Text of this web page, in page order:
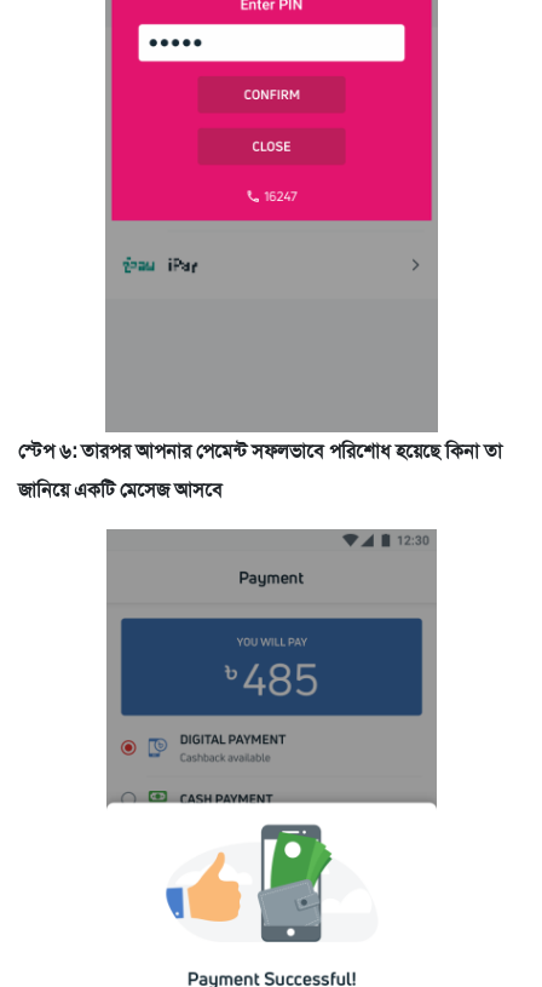
স্টেপ ৬: তারপর আপনার পেমেন্ট সফলভাবে পরিশোধ হয়েছে কিনা তা
জানিয়ে একটি মেসেজ আসবে